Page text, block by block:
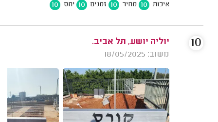
איכות 10 מחיר 10 זמנים 10 יחס 10
יוליה יושע, תל אביב.
משוב: 18/05/2025
10